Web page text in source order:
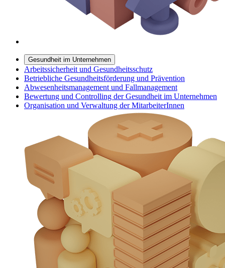
Gesundheit im Unternehmen
Arbeitssicherheit und Gesundheitsschutz
Betriebliche Gesundheitsförderung und Prävention
Abwesenheitsmanagement und Fallmanagement
Bewertung und Controlling der Gesundheit im Unternehmen
Organisation und Verwaltung der MitarbeiterInnen